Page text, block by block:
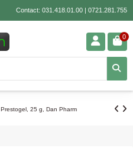
Contact: 031.418.01.00| 0721.281.755
0
Prestogel, 25 g, Dan Pharm